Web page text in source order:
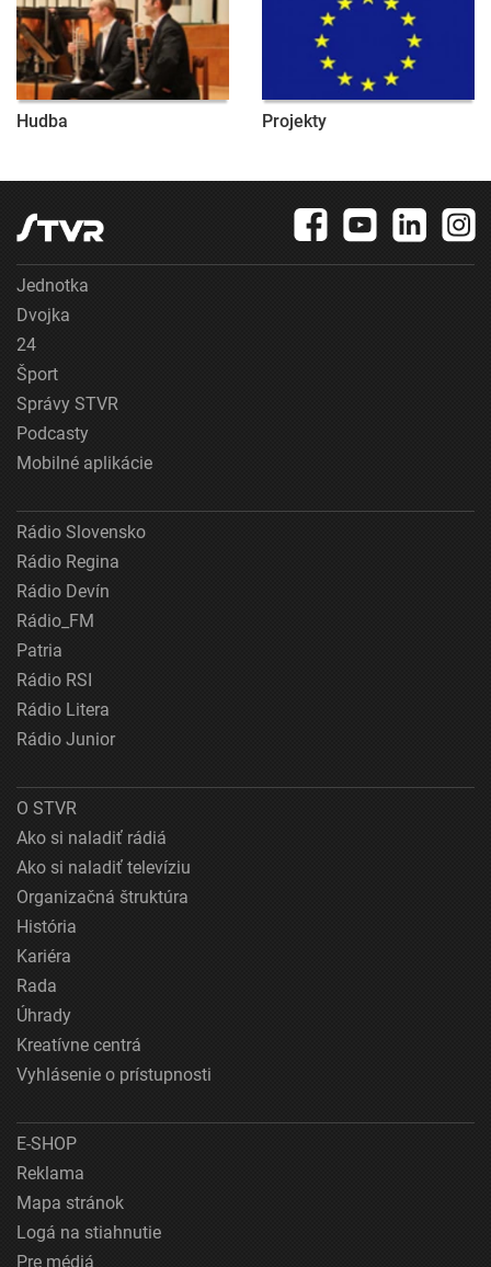
Hudba Projekty
Jednotka
Dvojka
24
Šport
Správy STVR
Podcasty
Mobilné aplikácie
Rádio Slovensko
Rádio Regina
Rádio Devín
Rádio_FM
Patria
Rádio RSI
Rádio Litera
Rádio Junior
O STVR
Ako si naladiť rádiá
Ako si naladiť televíziu
Organizačná štruktúra
História
Kariéra
Rada
Úhrady
Kreatívne centrá
Vyhlásenie o prístupnosti
E-SHOP
Reklama
Mapa stránok
Logá na stiahnutie
Pre médiá